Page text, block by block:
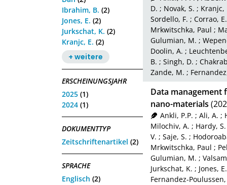
Ibrahim, B. (2)
Jones, E. (2)
Jurkschat, K. (2)
Kranjc, E. (2)
+ weitere
ERSCHEINUNGSJAHR
2025 (1)
2024 (1)
DOKUMENTTYP
Zeitschriftenartikel (2)
SPRACHE
Englisch (2)
D. ; Novak, S. ; Kranjc,
Sordello, F. ; Corrao, E.
Mrkwitschka, Paul ;
Gulumian, M. ;
Doolin, A. ;
B. ; Singh, D. ;
Zande, M. ;
Data management
nano-materials
Ankli, P.P. ; Ali, A. ;
Milochiv, A. ; Hardy, S.
V. ; Saje, S. ;
Mrkwitschka, Paul ;
Gulumian, M. ;
Jurkschat, K. ; Jones, E.
Fernandez-